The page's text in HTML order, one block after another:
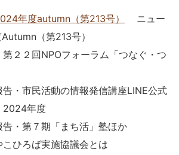
年度autumn（第213号）
ニュー
（第213号）
２２回NPOフォーラム「つなぐ・つ
告・市民活動の情報発信講座LINE公式
2024年度
告・第７期「まち活」塾ほか
こひろば実施協議会とは